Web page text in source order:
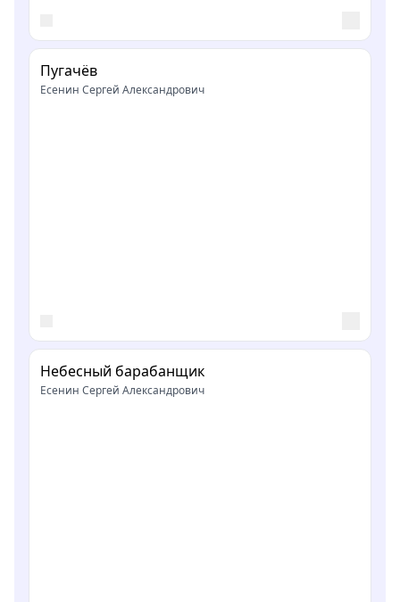
Пугачёв
Есенин Сергей Александрович
Небесный барабанщик
Есенин Сергей Александрович